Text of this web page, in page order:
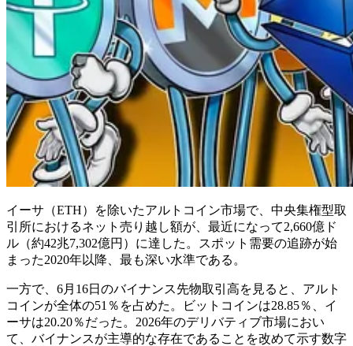
イーサ（ETH）を除いたアルトコイン市場で、中央集権型取
引所におけるネット売り越し額が、最近になって2,660億ド
ル（約42兆7,302億円）に達した。スポット需要の追跡が始
まった2020年以降、最も深い水準である。
一方で、6月16日のバイナンス先物取引高を見ると、アルト
コインが全体の51％を占めた。ビットコインは28.85％、イ
ーサは20.20％だった。2026年のデリバティブ市場におい
て、バイナンスが主導的な存在であることを改めて示す数字